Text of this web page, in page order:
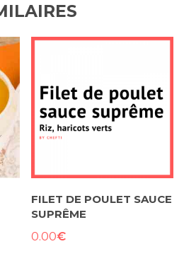
FILET DE POULET SAUCE
SUPRÊME
0.00€